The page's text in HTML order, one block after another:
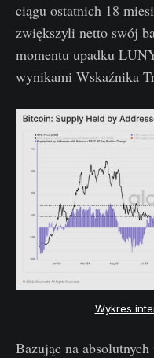
ciągu ostatnich 18
zwiększyli netto swój
momentu upadku
wynikami Wskaźnika
Wykres
Bazując na